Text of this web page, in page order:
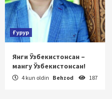
Ғурур
Янги Ўзбекистонсан –
мангу Ўзбекистонсан!
4 kun oldin Behzod 187